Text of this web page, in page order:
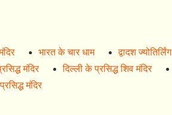
भारत के चार धाम द्वादश ज्योतिर्लिंग
मंदिर दिल्ली के प्रसिद्ध शिव मंदिर
मंदिर